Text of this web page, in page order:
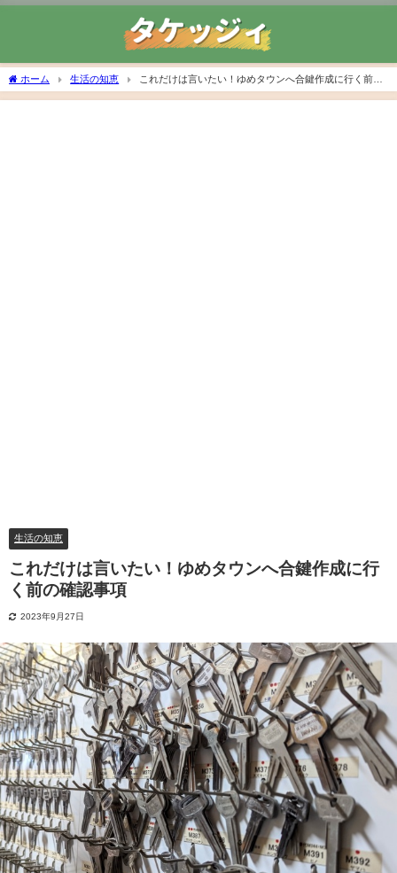
ホーム 生活の知恵
これだけは言いたい！ゆめタウンへ合鍵作成に行く前の
確認事項
生活の知恵
これだけは言いたい！ゆめタウンへ合鍵作成に行
く前の確認事項
2023年9月27日